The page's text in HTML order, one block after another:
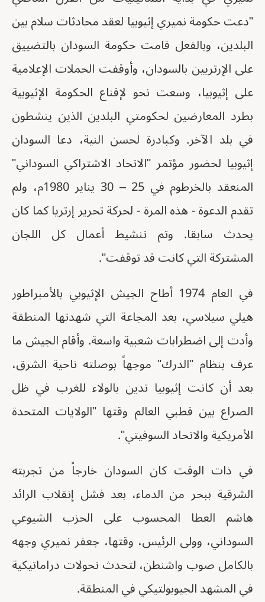
"دعت حكومة نميري إثيوبيا لعقد محادثات سلام بين
البلدين، وبالفعل قامت حكومة السودان بالتضييق
على الإرتريين بالسودان، وأوقفت الحملات الإعلامية
على إثيوبيا، وسعت نحو لإقناع الحكومة الإثيوبية
بطرد المعارضين لحكومتي البلدين الذين ينشطون
في بلد الآخر. وكبادرة لحسن النية، دعا السودان
إثيوبيا لحضور مؤتمر "الاتحاد الاشتراكي السوداني"
المنعقد بالخرطوم في 25 – 30 يناير 1980م، ولم
تقدم الدعوة - هذه المرة - لحركة تحرير إرتريا كما كان
يحدث سابقا. وتم تنشيط أعمال كل اللجان
المشتركة التي كانت قد توقفت".
في العام 1974 أطاح الجيش الإثيوبي بالأمبراطور
هيلي سيلاسي، بعد المجاعة التي شهدتها المنطقة
وأدت إلى اضطرابات شعبية واسعة. وأقام الجيش ما
عرف بنظام "الدرك" موجهاً بوصلته ناحية الشرق،
بعد أن كانت إثيوبيا تدين بالولاء للغرب في ظل
الصراع بين قطبي العالم وقتها "الولايات المتحدة
الأمريكية والاتحاد السوفيتي".
في ذات الوقت كان السودان خارجاً من تجربته
الشرقية ببحر من الدماء، بعد فشل إنقلاب الرائد
هاشم العطا المحسوب على الحزب الشيوعي
السوداني، وولى الرئيس، وقتها، جعفر نميري وجهه
بالكامل صوب واشنطن، لتحدث تحولات دراماتيكية
في المشهد الجيوبولتيكي في المنطقة.